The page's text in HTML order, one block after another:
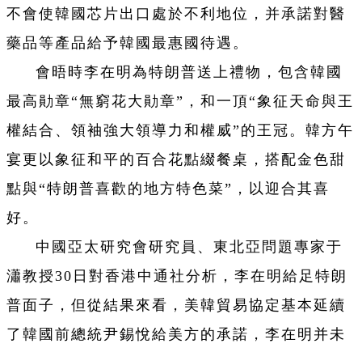
不會使韓國芯片出口處於不利地位，并承諾對醫
藥品等產品給予韓國最惠國待遇。
會晤時李在明為特朗普送上禮物，包含韓國
最高勛章“無窮花大勛章”，和一頂“象征天命與王
權結合、領袖強大領導力和權威”的王冠。韓方午
宴更以象征和平的百合花點綴餐桌，搭配金色甜
點與“特朗普喜歡的地方特色菜”，以迎合其喜
好。
中國亞太研究會研究員、東北亞問題專家于
瀟教授30日對香港中通社分析，李在明給足特朗
普面子，但從結果來看，美韓貿易協定基本延續
了韓國前總統尹錫悅給美方的承諾，李在明并未